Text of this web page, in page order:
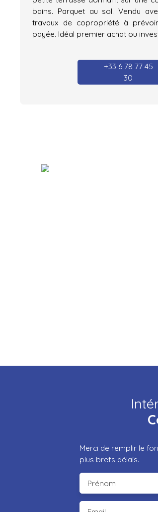
bains. Parquet au sol. Vendu
travaux de copropriété à
payée. Idéal premier achat ou
+33 6 78 77 45
30
Merci de remplir le
plus brefs délais.
Prénom